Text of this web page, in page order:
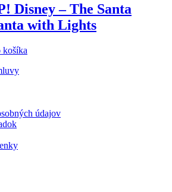
Disney – The Santa
with Lights
košíka
údajov